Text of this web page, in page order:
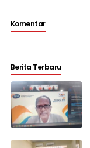
Komentar
Berita Terbaru